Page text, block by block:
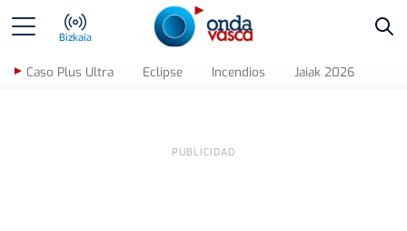
Bizkaia
Caso Plus Ultra Eclipse Incendios Jaiak 2026